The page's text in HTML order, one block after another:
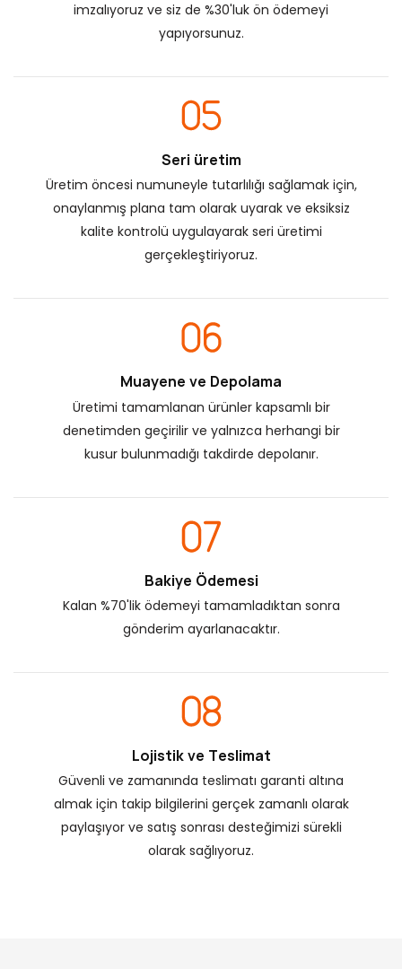
imzalıyoruz ve siz de %30'luk ön ödemeyi
yapıyorsunuz.
Seri üretim
Üretim öncesi numuneyle tutarlılığı sağlamak için,
onaylanmış plana tam olarak uyarak ve eksiksiz
kalite kontrolü uygulayarak seri üretimi
gerçekleştiriyoruz.
Muayene ve Depolama
Üretimi tamamlanan ürünler kapsamlı bir
denetimden geçirilir ve yalnızca herhangi bir
kusur bulunmadığı takdirde depolanır.
Bakiye Ödemesi
Kalan %70'lik ödemeyi tamamladıktan sonra
gönderim ayarlanacaktır.
Lojistik ve Teslimat
Güvenli ve zamanında teslimatı garanti altına
almak için takip bilgilerini gerçek zamanlı olarak
paylaşıyor ve satış sonrası desteğimizi sürekli
olarak sağlıyoruz.